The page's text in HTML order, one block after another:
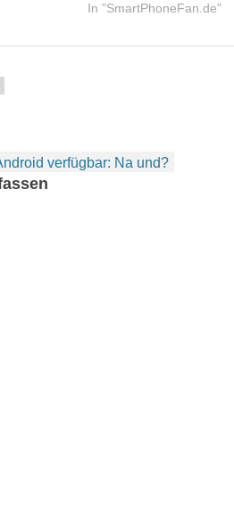
In "SmartPhoneFan.de"
verfügbar: Na und?